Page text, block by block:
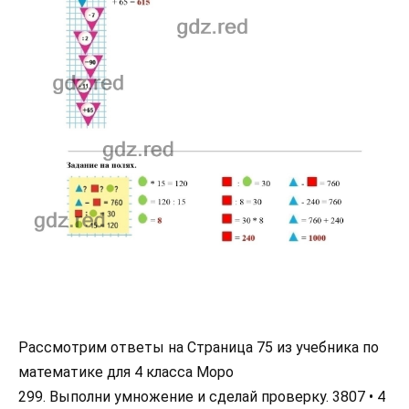
Рассмотрим ответы на Страница 75 из учебника по
математике для 4 класса Моро
299. Выполни умножение и сделай проверку. 3807 • 4